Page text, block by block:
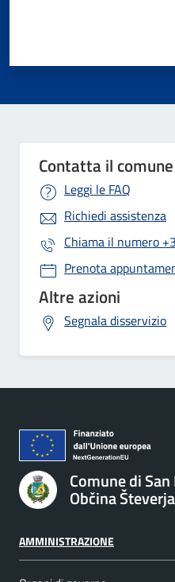
Contatta il comune
Leggi le FAQ
Richiedi assistenza
Chiama il numero
Prenota
Altre azioni
Segnala disservizio
Comune di
Občina
AMMINISTRAZIONE